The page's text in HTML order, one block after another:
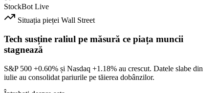
StockBot Live
Situația pieței Wall Street
Tech susține raliul pe măsură ce piața muncii
stagnează
S&P 500 +0.60% și Nasdaq +1.18% au crescut. Datele slabe din
iulie au consolidat pariurile pe tăierea dobânzilor.